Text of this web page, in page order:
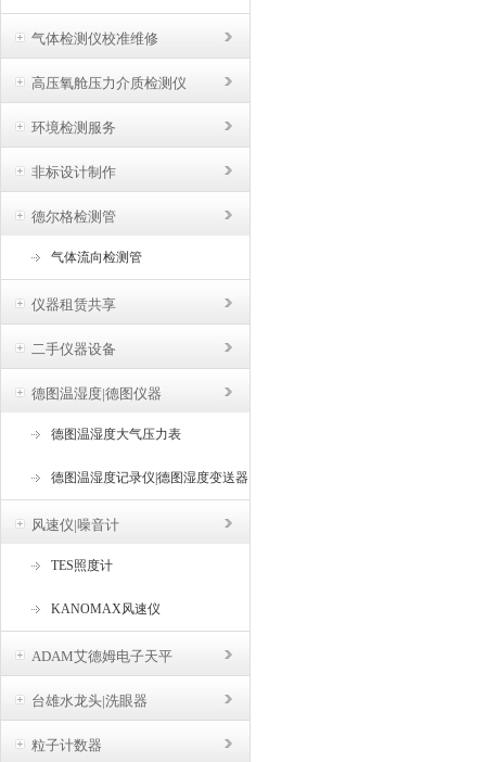
气体检测仪校准维修
高压氧舱压力介质检测仪
环境检测服务
非标设计制作
德尔格检测管
气体流向检测管
仪器租赁共享
二手仪器设备
德图温湿度|德图仪器
德图温湿度大气压力表
德图温湿度记录仪|德图湿度变送器
风速仪|噪音计
TES照度计
KANOMAX风速仪
ADAM艾德姆电子天平
台雄水龙头|洗眼器
粒子计数器